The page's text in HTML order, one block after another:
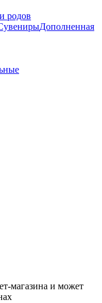
родов
Дополненная
магазина и может